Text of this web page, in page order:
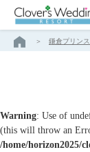
鎌倉プリン
Warning: Use of
(this will throw an
/home/horizon2025/